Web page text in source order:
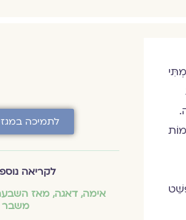
לתמיכה
לקריאה
אימה, דאגה, מאז
משבר